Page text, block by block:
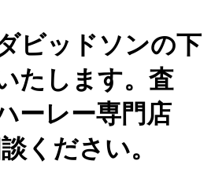
ビッドソンの下
たします。査
ーレー専門店
ください。